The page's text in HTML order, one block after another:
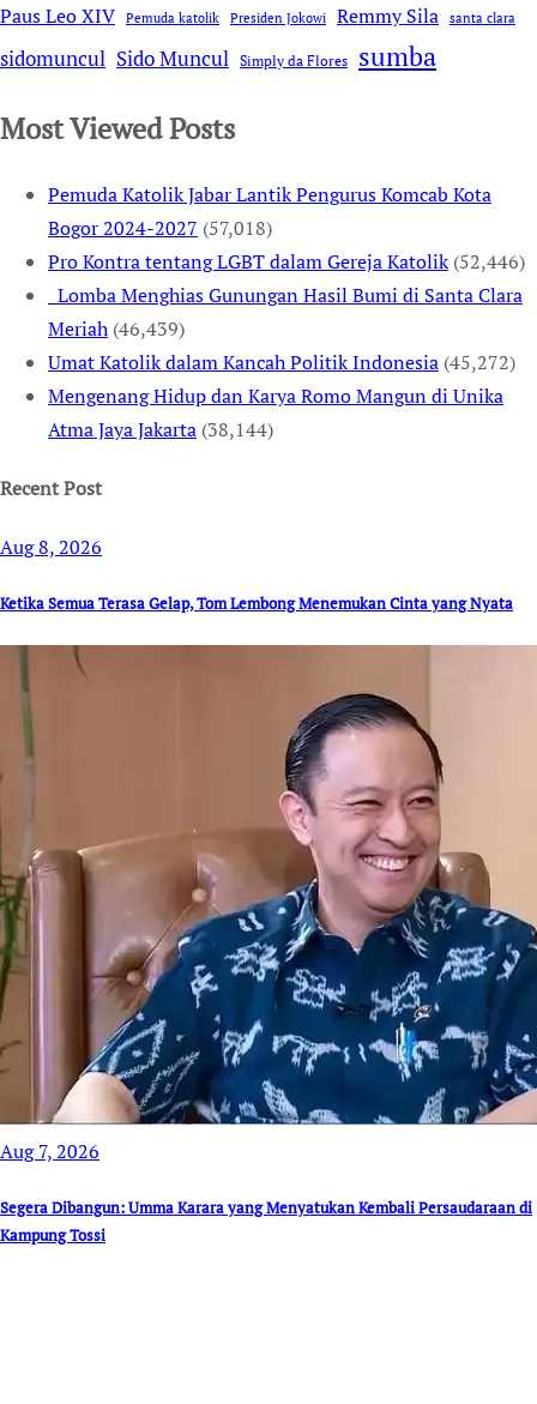
Paus Leo XIV Pemuda katolik Presiden Jokowi Remmy Sila santa clara
sidomuncul Sido Muncul Simply da Flores sumba
Most Viewed Posts
Pemuda Katolik Jabar Lantik Pengurus Komcab Kota
Bogor 2024-2027 (57,018)
Pro Kontra tentang LGBT dalam Gereja Katolik (52,446)
Lomba Menghias Gunungan Hasil Bumi di Santa Clara
Meriah (46,439)
Umat Katolik dalam Kancah Politik Indonesia (45,272)
Mengenang Hidup dan Karya Romo Mangun di Unika
Atma Jaya Jakarta (38,144)
Recent Post
Aug 8, 2026
Ketika Semua Terasa Gelap, Tom Lembong Menemukan Cinta yang Nyata
Aug 7, 2026
Segera Dibangun: Umma Karara yang Menyatukan Kembali Persaudaraan di
Kampung Tossi